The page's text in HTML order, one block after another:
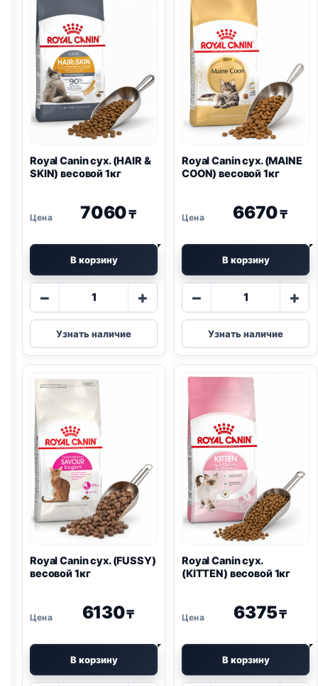
FIBRE)
2кг
Royal Canin сух. (HAIR &
SKIN) весовой 1кг
7060₸
В корзину
−
Количество
Royal
Canin
сух.
&
весовой
1кг
+
Узнать наличие
Royal Canin сух. (MAINE
COON) весовой 1кг
6670₸
В корзину
−
Количество
Royal
Canin
сух.
COON)
весовой
1кг
+
Узнать наличие
Royal Canin сух. (FUSSY)
весовой 1кг
6130₸
В корзину
Royal Canin сух.
(KITTEN) весовой 1кг
6375₸
В корзину